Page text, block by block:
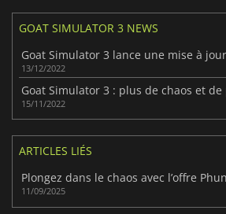
GOAT SIMULATOR 3 NEWS
13/12/2022
15/11/2022
ARTICLES LIÉS
11/09/2025